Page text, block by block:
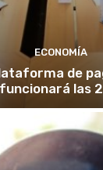
ECONOMÍA
de
las